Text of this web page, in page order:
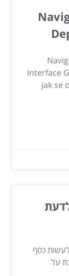
Interface
jak se
כסף
על